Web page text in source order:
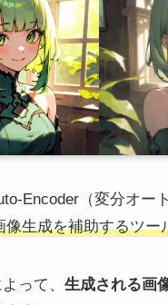
Encoder（変分オー
像生成を補助するツー
って、 生成される画